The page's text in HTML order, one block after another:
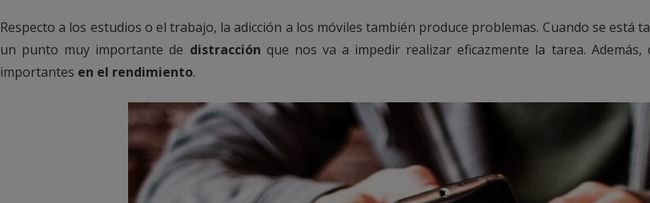
Respecto a los estudios o el trabajo, la adicción a los móviles también produce problemas. Cuando se está
un punto muy importante de distracción que nos va a impedir realizar eficazmente la tarea.
importantes en el rendimiento.